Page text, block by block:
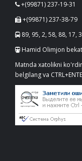
+(99871) 237-19-31
+(99871) 237-38-79
89, 95, 2, 58, 88, 17,
Hamid Olimjon
Matnda xatolikni
belgilang va